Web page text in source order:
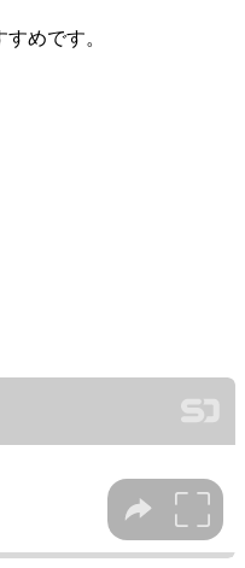
めです。